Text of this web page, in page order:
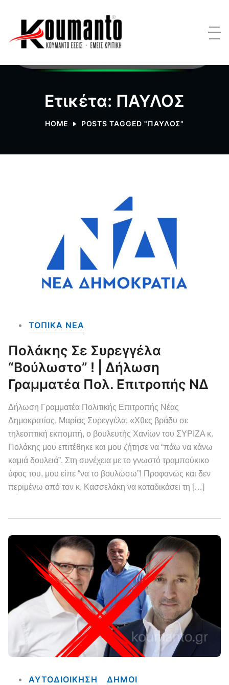
Ετικέτα: ΠΑΥΛΟΣ
HOME POSTS TAGGED "ΠΑΥΛΟΣ"
ΤΟΠΙΚΑ NEA
Πολάκης Σε Συρεγγέλα
“βούλωστο” ! | Δήλωση
Γραμματέα Πολ. Επιτροπής ΝΔ
Δήλωση Γραμματέα Πολιτικής Επιτροπής Νέας
Δημοκρατίας, Μαρίας Συρεγγέλα. «Χθες βράδυ σε
τηλεοπτική εκπομπή, ο βουλευτής Χανίων του ΣΥΡΙΖΑ κ.
Πολάκης μου επιτέθηκε και μου ζήτησε να “πάω να κάνω
καμιά δουλειά”. Στη συνέχεια με το γνωστό τραμπούκικο
ύφος του, μου είπε “να το βουλώσω”! Προφανώς και δεν
περιμένω από τον κ. Κασσελάκη να καταδικάσει τη […]
ΑΥΤΟΔΙΟΙΚΗΣΗ ΔΗΜΟΙ